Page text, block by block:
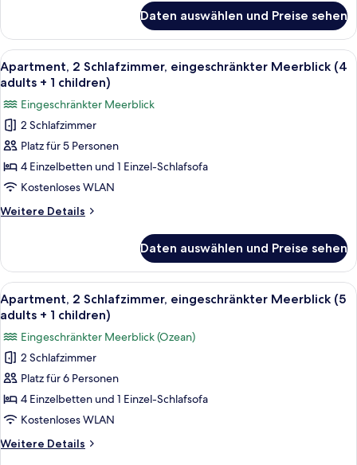
children)
anzeigen
2 Schlafzimmer,
eingeschränkter
Meerblick
(3
+
3
children)
Daten auswählen und Preise sehen
Alle
Fotos
Apartment,
2 Schlafzimmer,
eingeschränkter
Meerblick
(4
adults
+
children)
anzeigen
Ein Doppelbett mit grauem Kopfteil,
5
Apartment, 2 Schlafzimmer, eingeschränkter Meerblick (4
adults + 1 children)
Eingeschränkter Meerblick
2 Schlafzimmer
Platz für 5 Personen
4 Einzelbetten und 1 Einzel-Schlafsofa
Kostenloses WLAN
Weitere Details
Weitere
2 Schlafzimmer,
eingeschränkter
Meerblick
(4
+
children)
Daten auswählen und Preise sehen
Alle
Fotos
Apartment,
2 Schlafzimmer,
eingeschränkter
Meerblick
(5
adults
+
Ein Doppelbett mit grauem Kopfteil,
6
Apartment, 2 Schlafzimmer, eingeschränkter Meerblick (5
adults + 1 children)
Eingeschränkter Meerblick (Ozean)
2 Schlafzimmer
Platz für 6 Personen
4 Einzelbetten und 1 Einzel-Schlafsofa
Kostenloses WLAN
Weitere Details
Weitere